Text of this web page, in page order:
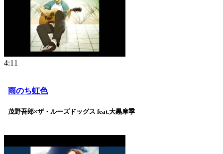
4:11
雨のち虹色
茂野吾郎×ザ・ルーズドッグス feat.大黒摩季